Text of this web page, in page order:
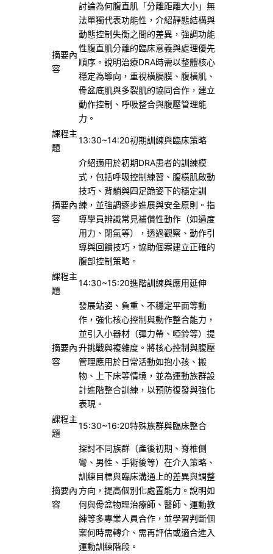
摘要內
容
討論為何腹直肌「分離距離大小」無
法單獨代表功能性，介紹靜態結構與
動態控制失衡之間的差異，強調功能
性腹直肌分離的臨床意義與處理優先
順序。說明治療DRA時需以整體核心
穩定為導向，重視橫膈膜、腹橫肌、
骨盆底肌與多裂肌的協同合作，建立
動作控制、呼吸整合與腹壓管理能
力。
課程主
題
13:30~14:20初期訓練與臨床策略
摘要內
容
介紹適用於初期DRA患者的訓練模
式，包括呼吸控制練習、腹橫肌啟動
技巧、背躺與四足跪姿下的穩定訓
練，並強調逐步進展與安全原則。指
導學員辨識常見補償性動作（如過度
用力、閉氣等），透過觀察、動作引
導與回饋技巧，協助個案建立正確的
腹部控制策略。
課程主
題
14:30~15:20進階訓練與應用延伸
摘要內
容
發展站姿、負重、不穩定平面等動
作，強化核心控制與動作整合能力，
並引入小器材（彈力帶、啞鈴等）提
升挑戰與複雜度。將核心控制與腹壓
管理應用於日常活動如抱小孩、搬
物、上下床等情境，並為運動族群設
計進階整合訓練，以預防復發與強化
表現。
課程主
題
15:30~16:20特殊族群與臨床整合
摘要內
容
探討不同族群（產後初期、脊椎側
彎、男性、手術後等）在介入策略、
訓練目標與臨床溝通上的差異與調整
方向，提高個別化處置能力。說明如
何與骨盆物理治療師、醫師、運動教
練等多專業人員合作，並學習判斷個
案何時需轉介、需再評估或適合進入
運動訓練階段。